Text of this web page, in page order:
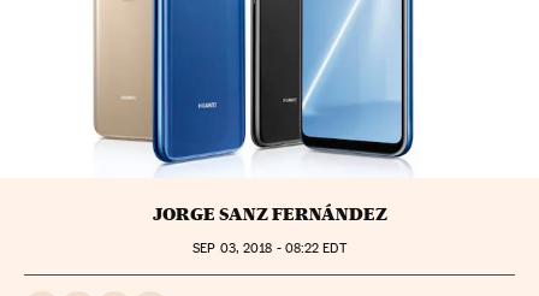
JORGE SANZ FERNÁNDEZ
SEP 03, 2018 - 08:22 EDT